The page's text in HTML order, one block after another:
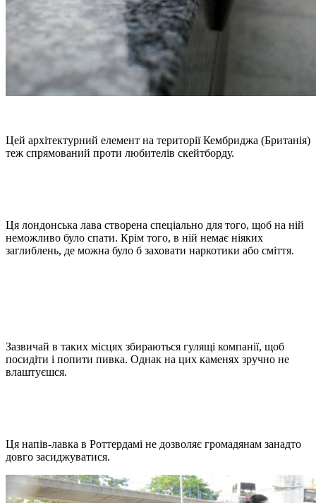
Цей архітектурний елемент на території Кембриджа (Британія)
теж спрямований проти любителів скейтборду.
Ця лондонська лава створена спеціально для того, щоб на ній
неможливо було спати. Крім того, в ній немає ніяких
заглиблень, де можна було б заховати наркотики або сміття.
Зазвичай в таких місцях збираються гулящі компанії, щоб
посидіти і попити пивка. Однак на цих каменях зручно не
влаштуєшся.
Ця напів-лавка в Роттердамі не дозволяє громадянам занадто
довго засиджуватися.